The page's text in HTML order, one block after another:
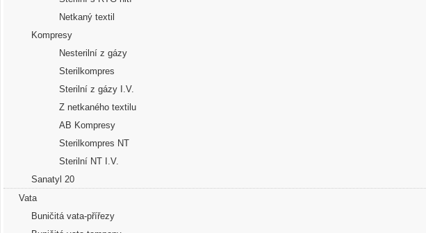
Netkaný textil
Kompresy
Nesterilní z gázy
Sterilkompres
Sterilní z gázy I.V.
Z netkaného textilu
AB Kompresy
Sterilkompres NT
Sterilní NT I.V.
Sanatyl 20
Vata
Buničitá vata-přířezy